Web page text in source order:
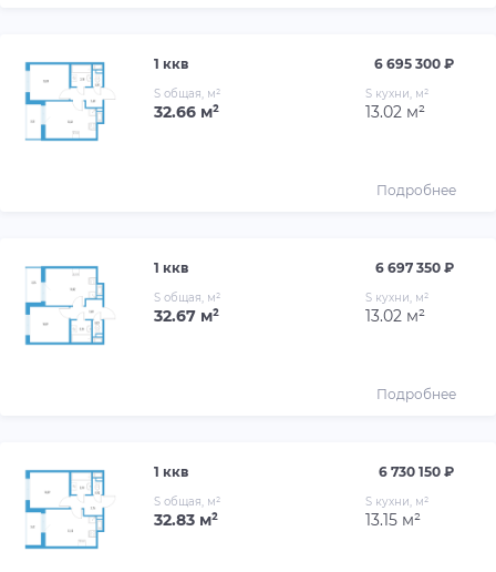
1 ккв 6 695 300 ₽
S общая, м²
32.66 м²
S кухни, м²
13.02 м²
Подробнее
1 ккв 6 697 350 ₽
S общая, м²
32.67 м²
S кухни, м²
13.02 м²
Подробнее
1 ккв 6 730 150 ₽
S общая, м²
32.83 м²
S кухни, м²
13.15 м²